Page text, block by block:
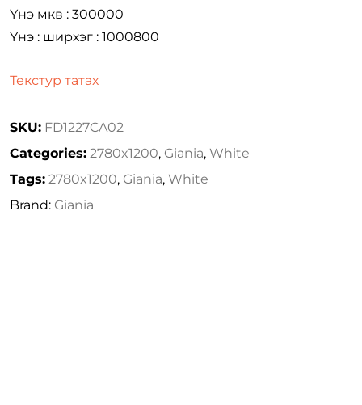
Үнэ мкв : 300000
Үнэ : ширхэг : 1000800
Текстур татах
SKU: FD1227CA02
Categories: 2780x1200, Giania, White
Tags: 2780x1200, Giania, White
Brand: Giania